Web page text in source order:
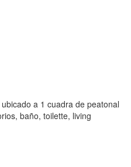
a 1 cuadra de peatonal
baño, toilette, living